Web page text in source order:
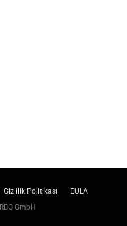
Gizlilik Politikası
EULA
GmbH